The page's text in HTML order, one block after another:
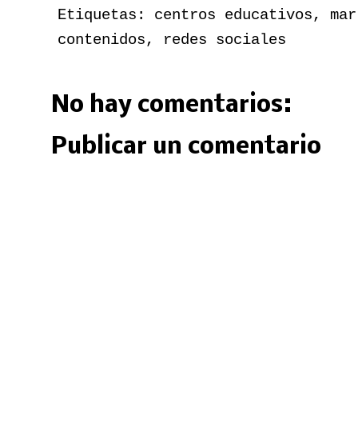
Etiquetas: centros educativos,
contenidos, redes sociales
No hay comentarios:
Publicar un comentario